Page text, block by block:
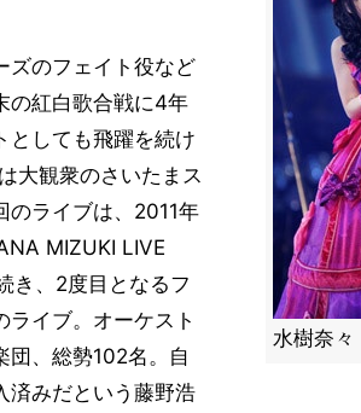
水樹奈々
ズのフェイト役など
の紅白歌合戦に4年
としても飛躍を続け
大観衆のさいたまス
のライブは、2011年
MIZUKI LIVE
き、2度目となるフ
ライブ。オーケスト
団、総勢102名。自
済みだという藤野浩